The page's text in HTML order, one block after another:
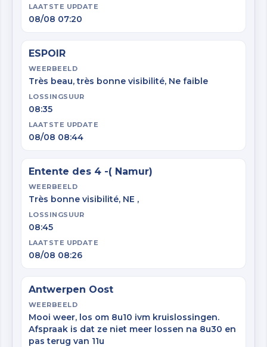
LAATSTE UPDATE
08/08 07:20
ESPOIR
WEERBEELD
Très beau, très bonne visibilité, Ne faible
LOSSINGSUUR
08:35
LAATSTE UPDATE
08/08 08:44
Entente des 4 -( Namur)
WEERBEELD
Très bonne visibilité, NE ,
LOSSINGSUUR
08:45
LAATSTE UPDATE
08/08 08:26
Antwerpen Oost
WEERBEELD
Mooi weer, los om 8u10 ivm kruislossingen.
Afspraak is dat ze niet meer lossen na 8u30 en
pas terug van 11u